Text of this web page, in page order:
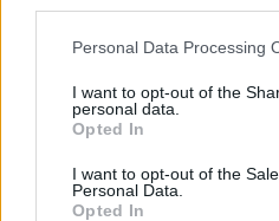
Please note that this website/
not limited to your visit or usage
grant or deny consent to
use your data for below
consent section.
Personal Data Processing
I want to opt-out of the
personal data.
Opted In
I want to opt-out of the
Personal Data.
Opted In